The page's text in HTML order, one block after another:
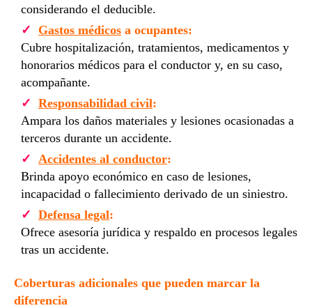
considerando el deducible.
Gastos médicos a ocupantes:
Cubre hospitalización, tratamientos, medicamentos y
honorarios médicos para el conductor y, en su caso,
acompañante.
Responsabilidad civil:
Ampara los daños materiales y lesiones ocasionadas a
terceros durante un accidente.
Accidentes al conductor:
Brinda apoyo económico en caso de lesiones,
incapacidad o fallecimiento derivado de un siniestro.
Defensa legal:
Ofrece asesoría jurídica y respaldo en procesos legales
tras un accidente.
Coberturas adicionales que pueden marcar la
diferencia